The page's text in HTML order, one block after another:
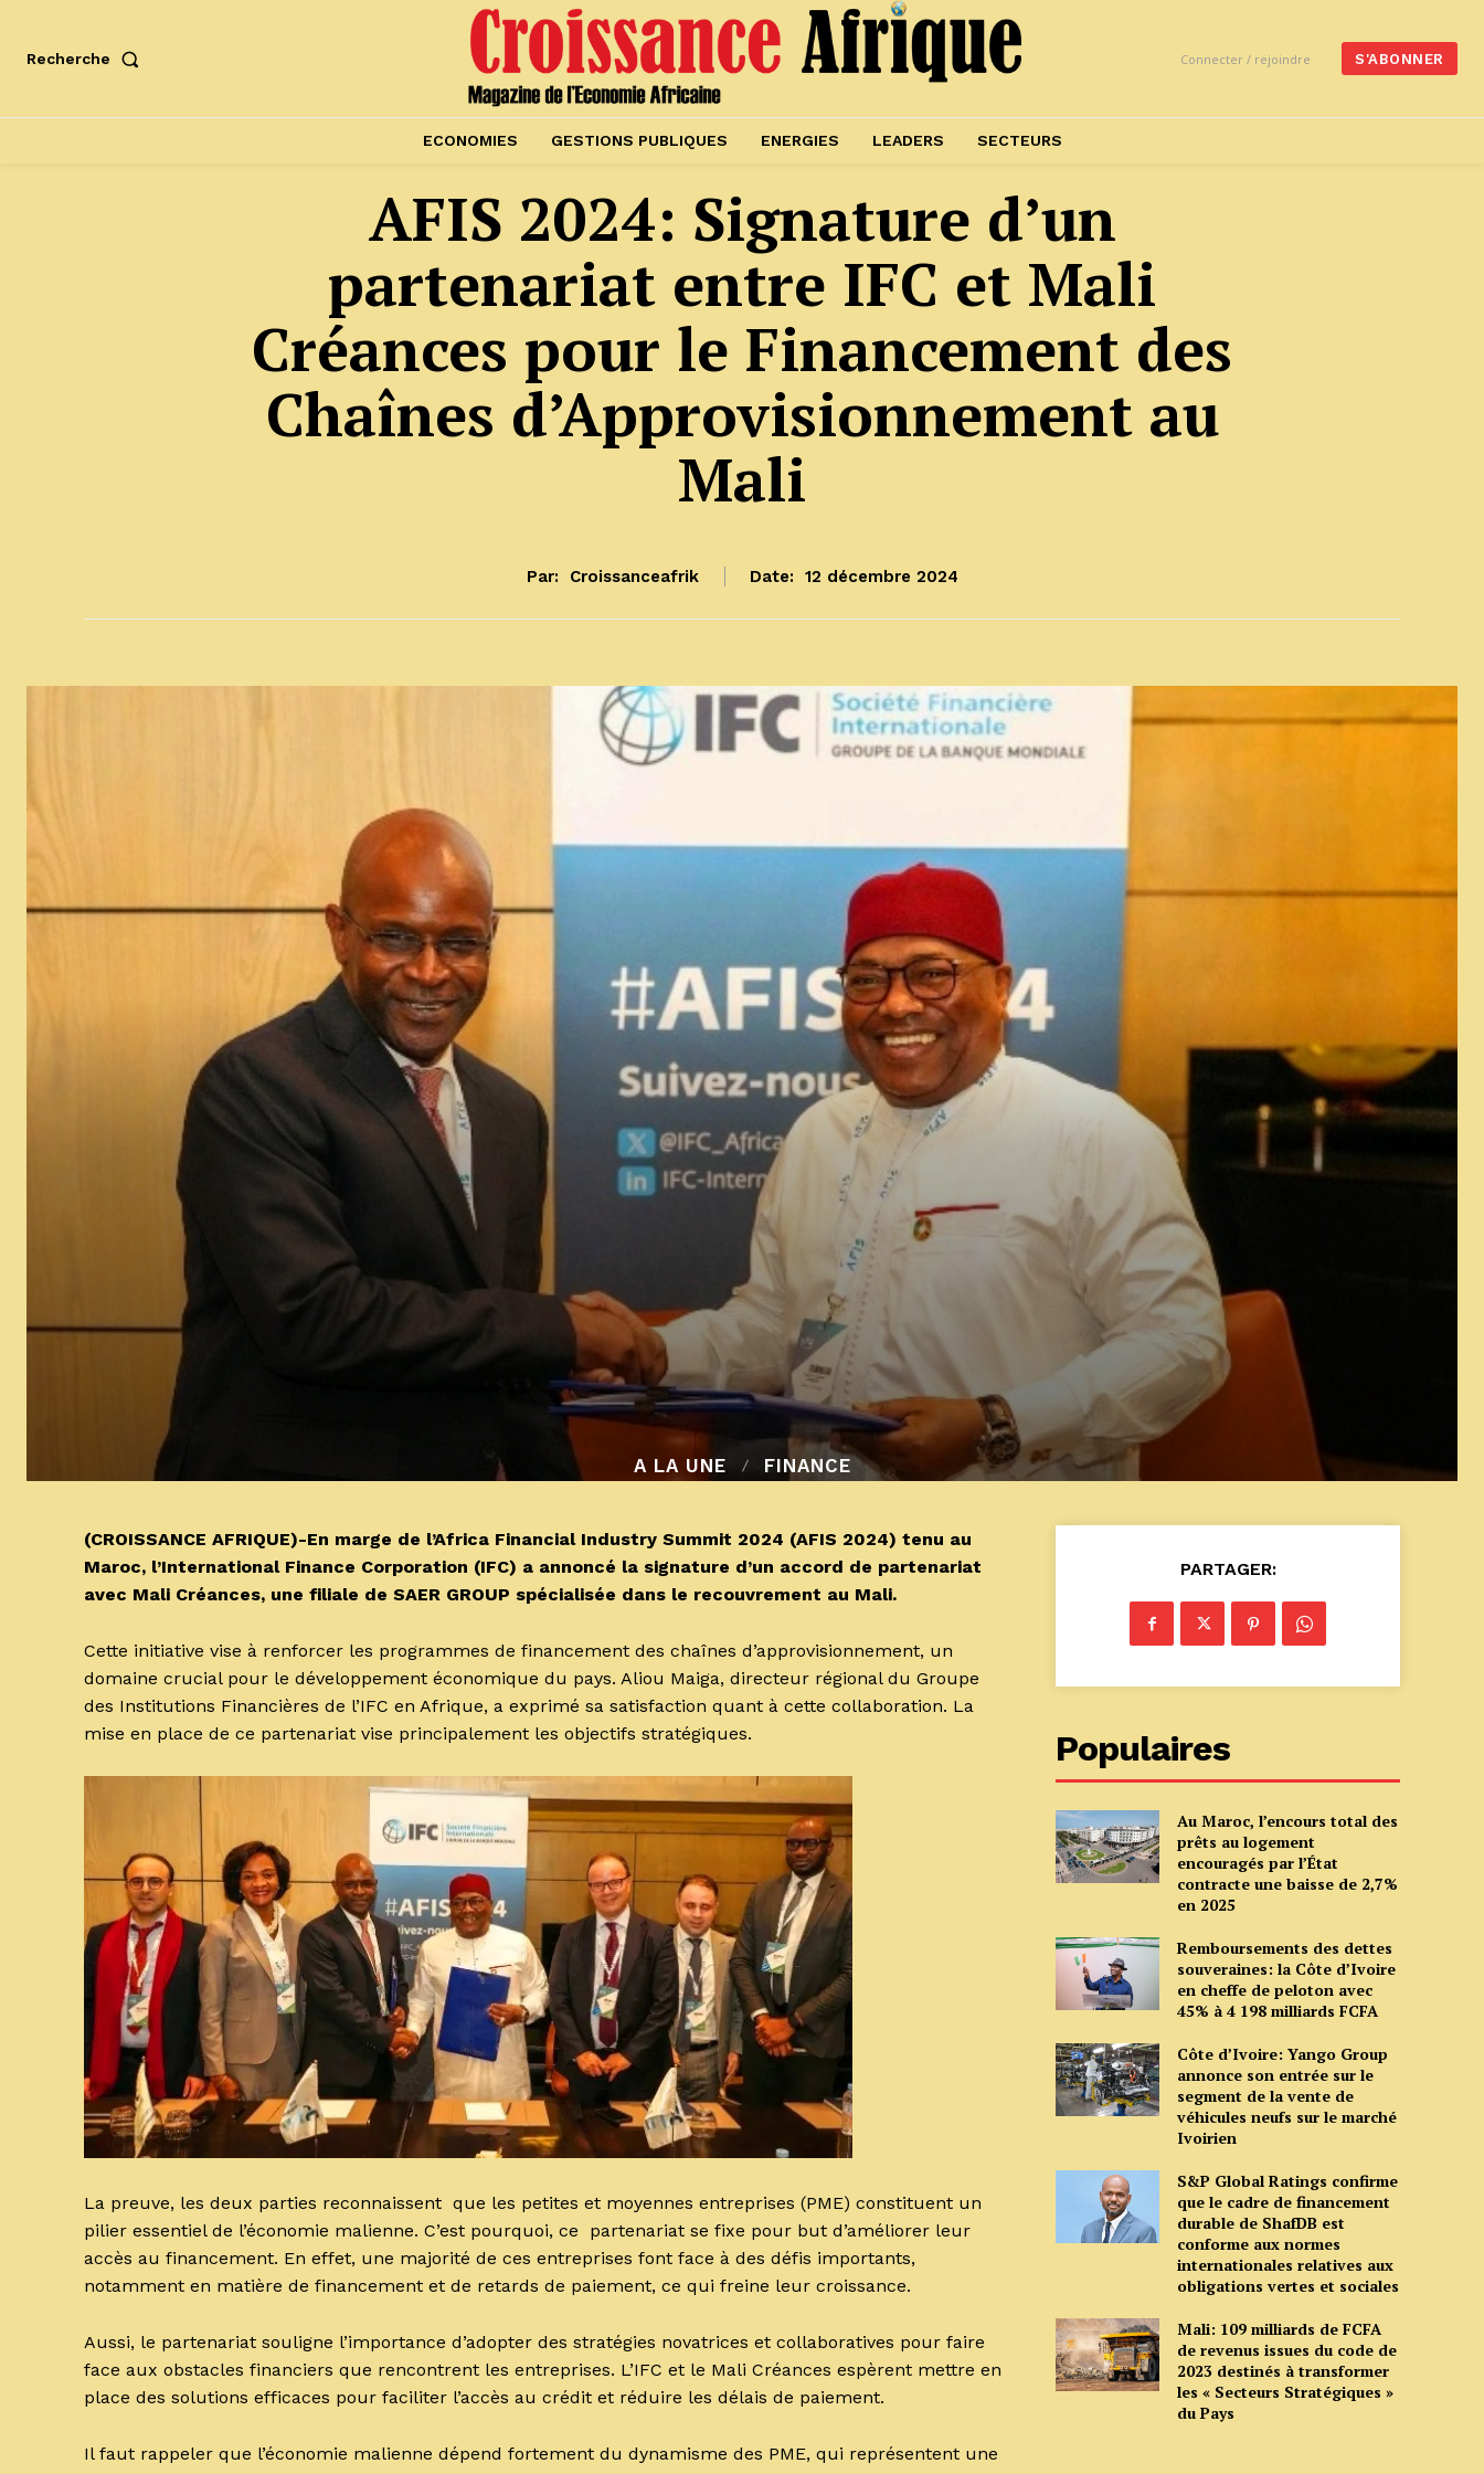
Recherche Connecter / rejoindre S'ABONNER
ECONOMIES GESTIONS PUBLIQUES ENERGIES LEADERS SECTEURS
AFIS 2024: Signature d’un
partenariat entre IFC et Mali
Créances pour le Financement des
Chaînes d’Approvisionnement au
Mali
Par: Croissanceafrik Date: 12 décembre 2024
A LA UNE FINANCE
(CROISSANCE AFRIQUE)-En marge de l’Africa Financial Industry Summit 2024 (AFIS 2024) tenu au
Maroc, l’International Finance Corporation (IFC) a annoncé la signature d’un accord de partenariat
avec Mali Créances, une filiale de SAER GROUP spécialisée dans le recouvrement au Mali.
Cette initiative vise à renforcer les programmes de financement des chaînes d’approvisionnement, un
domaine crucial pour le développement économique du pays. Aliou Maiga, directeur régional du Groupe
des Institutions Financières de l’IFC en Afrique, a exprimé sa satisfaction quant à cette collaboration. La
mise en place de ce partenariat vise principalement les objectifs stratégiques.
La preuve, les deux parties reconnaissent que les petites et moyennes entreprises (PME) constituent un
pilier essentiel de l’économie malienne. C’est pourquoi, ce partenariat se fixe pour but d’améliorer leur
accès au financement. En effet, une majorité de ces entreprises font face à des défis importants,
notamment en matière de financement et de retards de paiement, ce qui freine leur croissance.
Aussi, le partenariat souligne l’importance d’adopter des stratégies novatrices et collaboratives pour faire
face aux obstacles financiers que rencontrent les entreprises. L’IFC et le Mali Créances espèrent mettre en
place des solutions efficaces pour faciliter l’accès au crédit et réduire les délais de paiement.
Il faut rappeler que l’économie malienne dépend fortement du dynamisme des PME, qui représentent une
PARTAGER:
Populaires
Au Maroc, l’encours total des
prêts au logement
encouragés par l’État
contracte une baisse de 2,7%
en 2025
Remboursements des dettes
souveraines: la Côte d’Ivoire
en cheffe de peloton avec
45% à 4 198 milliards FCFA
Côte d’Ivoire: Yango Group
annonce son entrée sur le
segment de la vente de
véhicules neufs sur le marché
Ivoirien
S&P Global Ratings confirme
que le cadre de financement
durable de ShafDB est
conforme aux normes
internationales relatives aux
obligations vertes et sociales
Mali: 109 milliards de FCFA
de revenus issues du code de
2023 destinés à transformer
les « Secteurs Stratégiques »
du Pays